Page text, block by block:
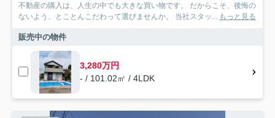
不動産の購入は、人生の中でも大きな買い物です。 だからこそ、後悔の
ないよう、とことんこだわって選びませんか。 当社スタッ...
もっと見る
販売中の物件
3,280万円
- / 101.02㎡ / 4LDK